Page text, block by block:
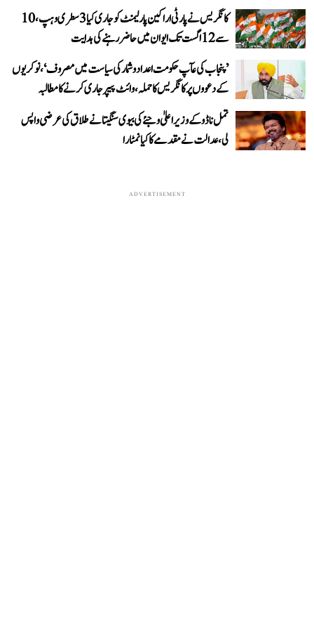
کانگریس نے پارٹی اراکین پارلیمنٹ کو جاری کیا 3 سطری وہپ، 10
سے 12 اگست تک ایوان میں حاضر رہنے کی ہدایت
’پنجاب کی عآپ حکومت اعداد و شمار کی سیاست میں مصروف‘، نوکریوں
کے دعووں پر کانگریس کا حملہ، وائٹ پیپر جاری کرنے کا مطالبہ
تمل ناڈو کے وزیر اعلیٰ وجئے کی بیوی سنگیتا نے طلاق کی عرضی واپس
لی، عدالت نے مقدمے کا کیا نمٹارا
ADVERTISEMENT